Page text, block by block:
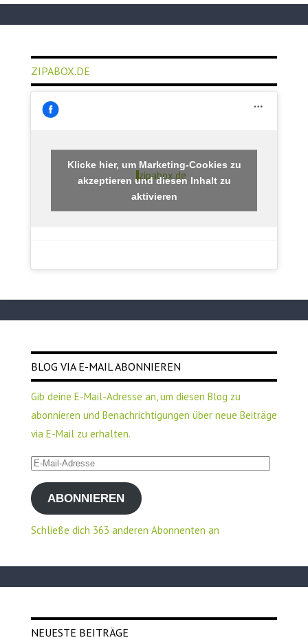
ZIPABOX.DE
zipabox.de
Klicke hier, um Marketing-Cookies zu
akzeptieren und diesen Inhalt zu
aktivieren
BLOG VIA E-MAIL ABONNIEREN
Gib deine E-Mail-Adresse an, um diesen Blog zu
abonnieren und Benachrichtigungen über neue Beiträge
via E-Mail zu erhalten.
E-
Mail-
AdresseABONNIEREN
Schließe dich 363 anderen Abonnenten an
NEUESTE BEITRÄGE